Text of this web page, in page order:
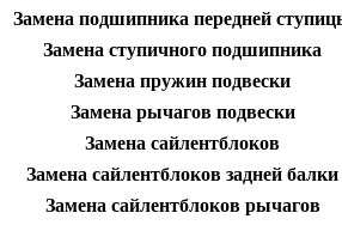
Замена подшипника передней
Замена ступичного подшипника
Замена пружин подвески
Замена рычагов подвески
Замена сайлентблоков
Замена сайлентблоков задней балки
Замена сайлентблоков рычагов